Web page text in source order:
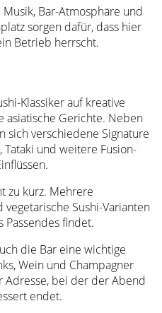
Bar-Atmosphäre und
sorgen dafür, dass hier
Betrieb herrscht.
Klassiker auf kreative
asiatische Gerichte. Neben
sich verschiedene Signature
Tataki und weitere Fusion-
zu kurz. Mehrere
Sushi-Varianten
Passendes findet.
die Bar eine wichtige
Wein und Champagner
Adresse, bei der der Abend
endet.